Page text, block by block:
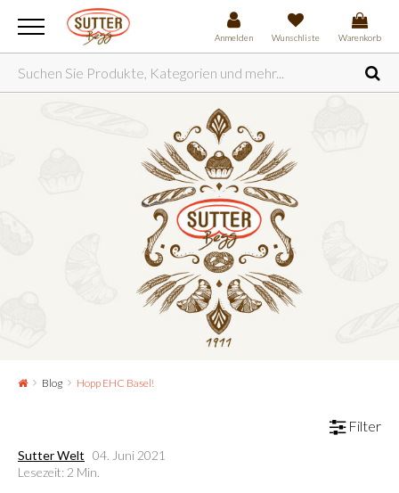
Anmelden Wunschliste Warenkorb
Blog Hopp EHC Basel!
Filter
Sutter Welt 04. Juni 2021
Lesezeit: 2 Min.